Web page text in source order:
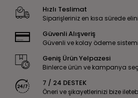
Hızlı Teslimat
Siparişleriniz en kısa sürede
Güvenli Alışveriş
Güvenli ve kolay ödeme sistemi
Geniş Ürün Yelpazesi
Binlerce ürün ve kampanya
7 / 24 DESTEK
Öneri ve şikayetlerinizi bize